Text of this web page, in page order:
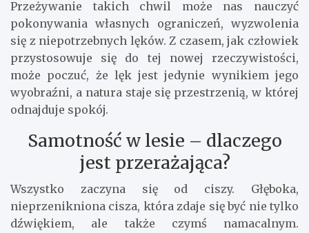
Przeżywanie takich chwil może nas nauczyć
pokonywania własnych ograniczeń, wyzwolenia
się z niepotrzebnych lęków. Z czasem, jak człowiek
przystosowuje się do tej nowej rzeczywistości,
może poczuć, że lęk jest jedynie wynikiem jego
wyobraźni, a natura staje się przestrzenią, w której
odnajduje spokój.
Samotność w lesie – dlaczego
jest przerażająca?
Wszystko zaczyna się od ciszy. Głęboka,
nieprzenikniona cisza, która zdaje się być nie tylko
dźwiękiem, ale także czymś namacalnym.